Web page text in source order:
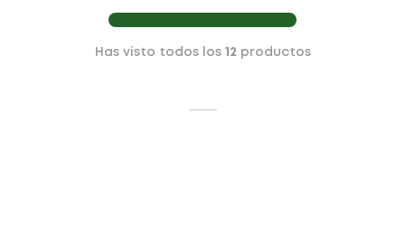
Has visto todos los 12 productos